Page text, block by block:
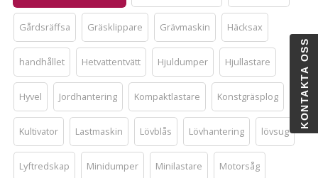
Gårdsräffsa Gräsklippare Grävmaskin Häcksax
handhållet Hetvattentvätt Hjuldumper Hjullastare
Hyvel Jordhantering Kompaktlastare Konstgräsplog
Kultivator Lastmaskin Lövblås Lövhantering lövsug
Lyftredskap Minidumper Minilastare Motorsåg
KONTAKTA OSS